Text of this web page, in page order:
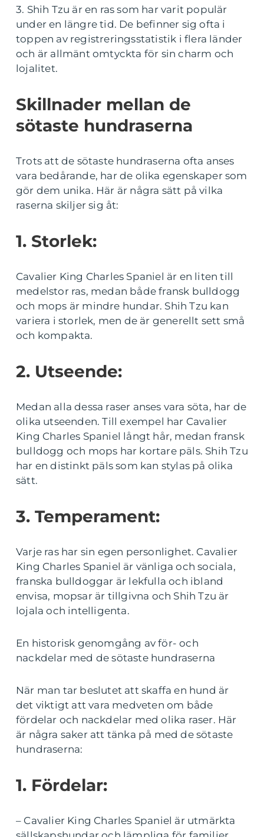
3. Shih Tzu är en ras som har varit populär
under en längre tid. De befinner sig ofta i
toppen av registreringsstatistik i flera länder
och är allmänt omtyckta för sin charm och
lojalitet.
Skillnader mellan de
sötaste hundraserna
Trots att de sötaste hundraserna ofta anses
vara bedårande, har de olika egenskaper som
gör dem unika. Här är några sätt på vilka
raserna skiljer sig åt:
1. Storlek:
Cavalier King Charles Spaniel är en liten till
medelstor ras, medan både fransk bulldogg
och mops är mindre hundar. Shih Tzu kan
variera i storlek, men de är generellt sett små
och kompakta.
2. Utseende:
Medan alla dessa raser anses vara söta, har de
olika utseenden. Till exempel har Cavalier
King Charles Spaniel långt hår, medan fransk
bulldogg och mops har kortare päls. Shih Tzu
har en distinkt päls som kan stylas på olika
sätt.
3. Temperament:
Varje ras har sin egen personlighet. Cavalier
King Charles Spaniel är vänliga och sociala,
franska bulldoggar är lekfulla och ibland
envisa, mopsar är tillgivna och Shih Tzu är
lojala och intelligenta.
En historisk genomgång av för- och
nackdelar med de sötaste hundraserna
När man tar beslutet att skaffa en hund är
det viktigt att vara medveten om både
fördelar och nackdelar med olika raser. Här
är några saker att tänka på med de sötaste
hundraserna:
1. Fördelar:
– Cavalier King Charles Spaniel är utmärkta